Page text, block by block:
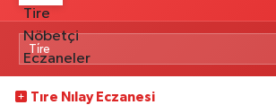
Tıre Nılay Eczanesi